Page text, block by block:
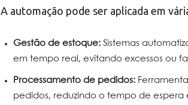
A automação pode ser aplicada em
Gestão de estoque: Sistemas
em tempo real, evitando excessos ou
Processamento de pedidos:
pedidos, reduzindo o tempo de